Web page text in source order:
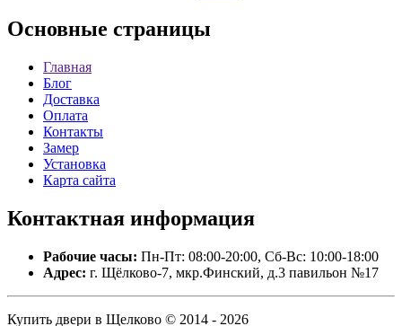
Основные страницы
Главная
Блог
Доставка
Оплата
Контакты
Замер
Установка
Карта сайта
Контактная информация
Рабочие часы: Пн-Пт: 08:00-20:00, Сб-Вс: 10:00-18:00
Адрес: г. Щёлково-7, мкр.Финский, д.3 павильон №17
Купить двери в Щелково © 2014 - 2026